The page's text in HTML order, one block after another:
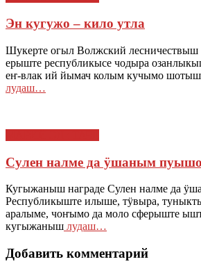
Эн кугужо – кило утла
Шукерте огыл Волжский
ерыште республикысе чодыра
еҥ-влак ий йымач колым кучымо
лудаш…
Сулен налме да ӱшаным пуышо
Кугыжаныш награде Сулен налме да
Республикыште илыше, тӱвыра,
аралыме, чоҥымо да моло сферыште
кугыжаныш лудаш…
Добавить комментарий